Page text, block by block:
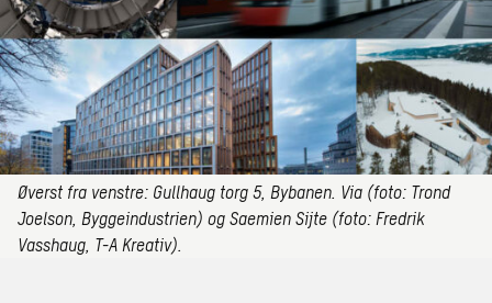
Øverst fra venstre: Gullhaug torg 5, Bybanen. Via (foto: Trond
Joelson, Byggeindustrien) og Saemien Sijte (foto: Fredrik
Vasshaug, T-A Kreativ).